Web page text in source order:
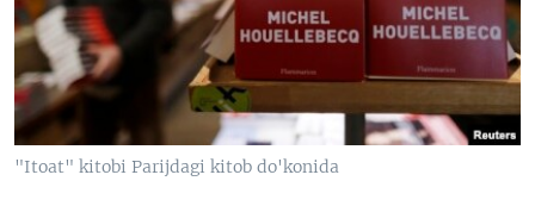
VIDEO
XABARLAR SURATLARDA
ODNOKLASSNIKI
TELEGRAM
TWITTER
SOUNDCLOUD
VOA
"Itoat" kitobi Parijdagi kitob do'konida